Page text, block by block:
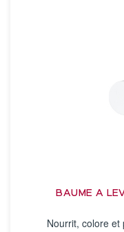
BAUME A
Nourrit, colore et